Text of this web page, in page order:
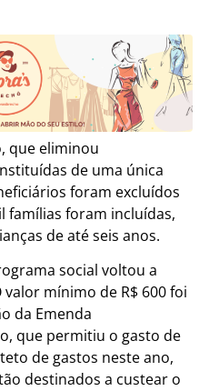
que eliminou
de uma única
foram excluídos
famílias foram incluídas,
de até seis anos.
social voltou a
valor mínimo de R$ 600 foi
da Emenda
que permitiu o gasto de
de gastos neste ano,
destinados a custear o